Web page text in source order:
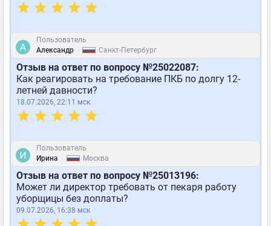
Пользователь
Александр
Санкт-Петербург
Отзыв на ответ по вопросу №25022087:
Как реагировать на требование ПКБ по долгу 12-
летней давности?
18.07.2026, 22:11 мск
Пользователь
Ирина
Москва
Отзыв на ответ по вопросу №25013196:
Может ли директор требовать от пекаря работу
уборщицы без доплаты?
09.07.2026, 16:38 мск